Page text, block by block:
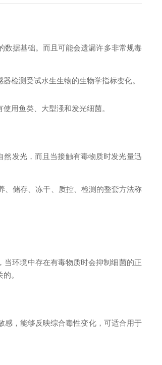
数据基础。而且可能会遗漏许多非常规毒
检测受试水生生物的生物学指标变化。
用鱼类、大型溞和发光细菌。
然发光，而且当接触有毒物质时发光量迅
、储存、冻干、质控、检测的整套方法称
环境中存在有毒物质时会抑制细菌的正
。
感，能够反映综合毒性变化，可适合用于